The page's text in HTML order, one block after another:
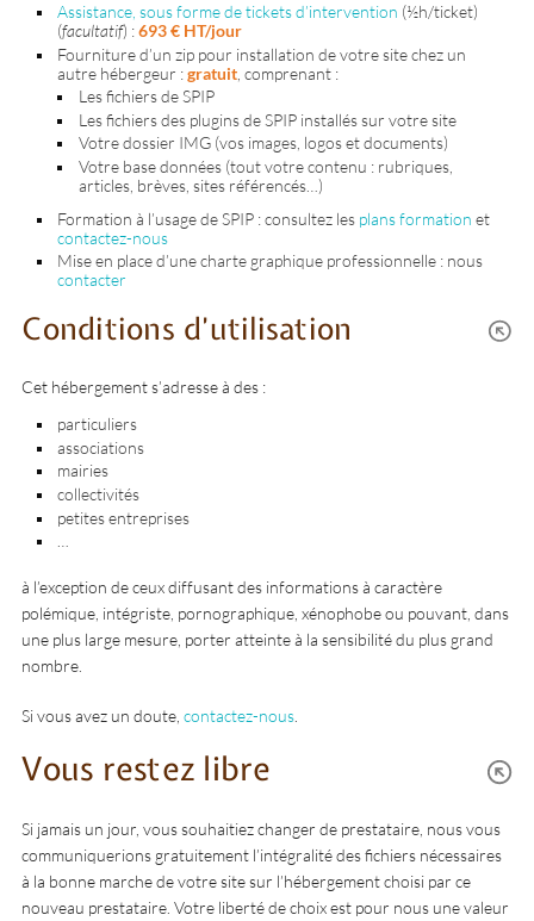
Assistance, sous forme de tickets d’intervention (½h/ticket)
(facultatif) :693 € HT/jour
Fourniture d’un zip pour installation de votre site chez un
autre hébergeur :gratuit , comprenant :
Les fichiers de SPIP
Les fichiers des plugins de SPIP installés sur votre site
Votre dossier IMG (vos images, logos et documents)
Votre base données (tout votre contenu : rubriques,
articles, brèves, sites référencés…)
Formation à l’usage de SPIP : consultez les plans formation et
contactez-nous
Mise en place d’une charte graphique professionnelle : nous
contacter
Conditions d’utilisation
Cet hébergement s’adresse à des :
particuliers
associations
mairies
collectivités
petites entreprises
à l’exception de ceux diffusant des informations à caractère
polémique, intégriste, pornographique, xénophobe ou pouvant, dans
une plus large mesure, porter atteinte à la sensibilité du plus grand
nombre.
Si vous avez un doute,contactez-nous
Vous restez libre
Si jamais un jour, vous souhaitiez changer de prestataire, nous vous
communiquerions gratuitement l’intégralité des fichiers nécessaires
à la bonne marche de votre site sur l’hébergement choisi par ce
nouveau prestataire. Votre liberté de choix est pour nous une valeur